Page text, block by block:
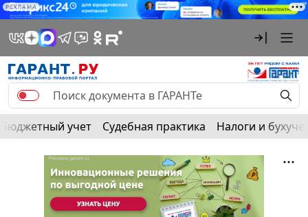
РЕКЛАМА
Бюджетный учет Судебная практика Налоги и